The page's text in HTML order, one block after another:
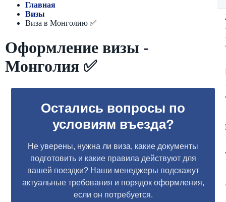
Главная
Визы
Виза в Монголию ✅
Оформление визы -
Монголия ✅
Остались вопросы по
условиям въезда?
Не уверены, нужна ли виза, какие документы
подготовить и какие правила действуют для
вашей поездки? Наши менеджеры подскажут
актуальные требования и порядок оформления,
если он потребуется.